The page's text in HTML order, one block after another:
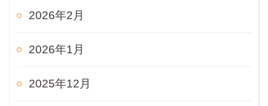
2026年2月
2026年1月
2025年12月